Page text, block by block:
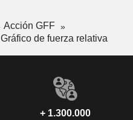
Acción GFF
Gráfico de fuerza relativa
+ 1.300.000